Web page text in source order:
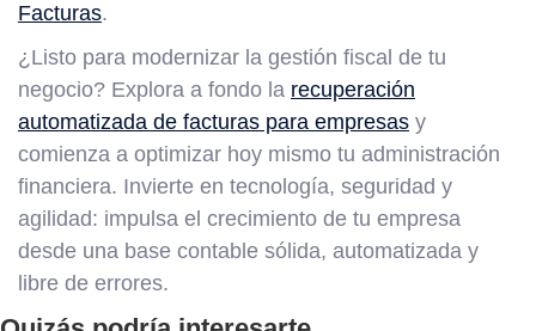
Facturas.
¿Listo para modernizar la gestión fiscal de tu
negocio? Explora a fondo la recuperación
automatizada de facturas para empresas y
comienza a optimizar hoy mismo tu administración
financiera. Invierte en tecnología, seguridad y
agilidad: impulsa el crecimiento de tu empresa
desde una base contable sólida, automatizada y
libre de errores.